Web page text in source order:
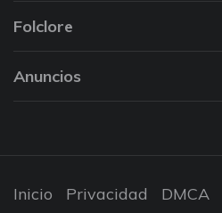
Folclore
Anuncios
Inicio Privacidad DMCA